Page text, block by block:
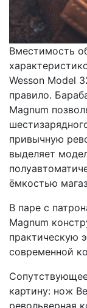
Вместимость
Wesson Model
правило.
Magnum
привычную
выделяет
ёмкостью
В паре с
Magnum
практическую
современной
картину: нож